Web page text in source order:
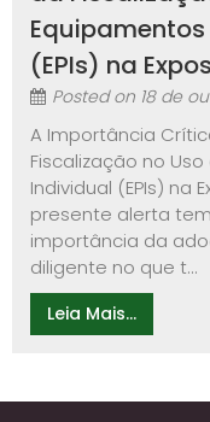
(EPIs) na
Posted on 18 de
A Importância
Fiscalização no
Individual (EPIs) na
presente alerta
importância da
diligente no que t...
Leia Mais...